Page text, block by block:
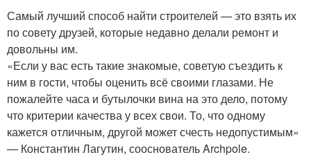
Самый лучший способ найти строителей — это взять их
по совету друзей, которые недавно делали ремонт и
довольны им.
«Если у вас есть такие знакомые, советую съездить к
ним в гости, чтобы оценить всё своими глазами. Не
пожалейте часа и бутылочки вина на это дело, потому
что критерии качества у всех свои. То, что одному
кажется отличным, другой может счесть недопустимым»
— Константин Лагутин, сооснователь Archpole.